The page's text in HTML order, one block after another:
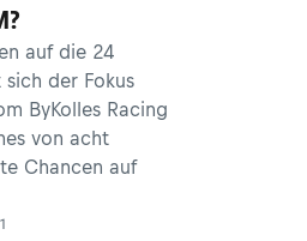
auf die 24
der Fokus
ByKolles Racing
von acht
Chancen auf